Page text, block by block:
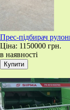
​Прес-підбирач
Ціна: 1150000 грн.
в наявності